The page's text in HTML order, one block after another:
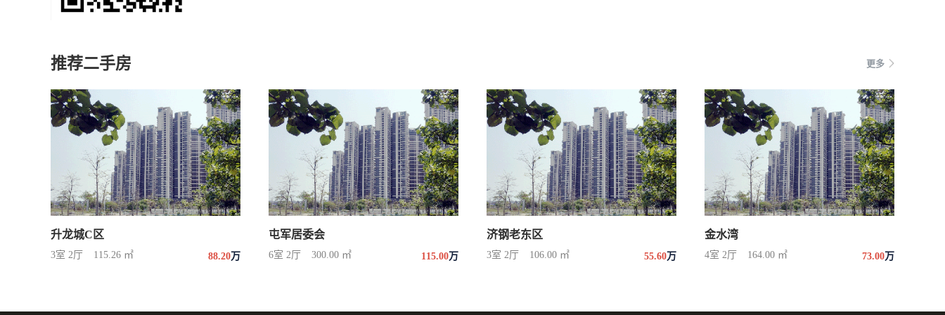
推荐二手房 更多
升龙城C区
3室 2厅 115.26 ㎡ 88.20万
屯军居委会
6室 2厅 300.00 ㎡ 115.00万
济钢老东区
3室 2厅 106.00 ㎡ 55.60万
金水湾
4室 2厅 164.00 ㎡ 73.00万